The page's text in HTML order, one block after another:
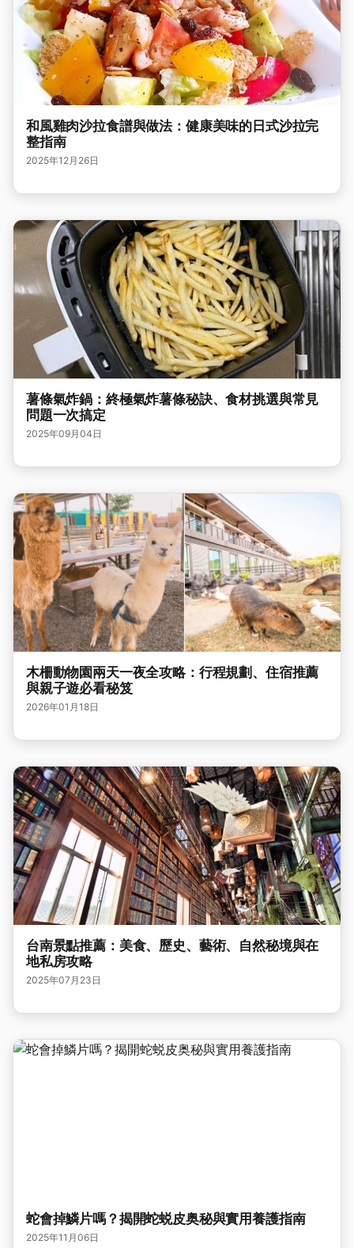
和風雞肉沙拉食譜與做法：健康美味的日式沙拉完
整指南
2025年12月26日
薯條氣炸鍋：終極氣炸薯條秘訣、食材挑選與常見
問題一次搞定
2025年09月04日
木柵動物園兩天一夜全攻略：行程規劃、住宿推薦
與親子遊必看秘笈
2026年01月18日
台南景點推薦：美食、歷史、藝術、自然秘境與在
地私房攻略
2025年07月23日
蛇會掉鱗片嗎？揭開蛇蜕皮奥秘與實用養護指南
2025年11月06日